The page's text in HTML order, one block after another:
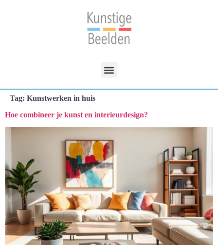
Tag: Kunstwerken in huis
Hoe combineer je kunst en interieurdesign?